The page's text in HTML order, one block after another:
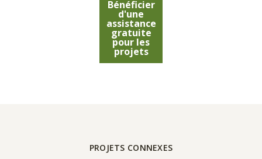
Bénéficier
d'une
assistance
gratuite
pour les
projets
PROJETS CONNEXES